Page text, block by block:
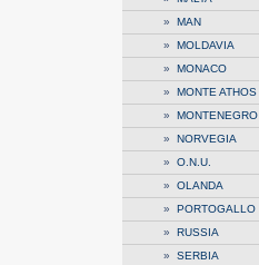
» MAN
» MOLDAVIA
» MONACO
» MONTE ATHOS
» MONTENEGRO
» NORVEGIA
» O.N.U.
» OLANDA
» PORTOGALLO
» RUSSIA
» SERBIA